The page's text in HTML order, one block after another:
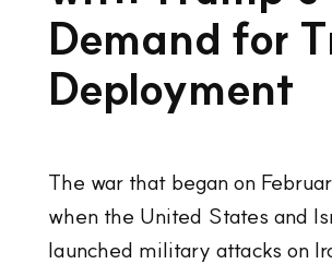
Demand for
Deployment
The war that began on
when the United States and
launched military attacks on